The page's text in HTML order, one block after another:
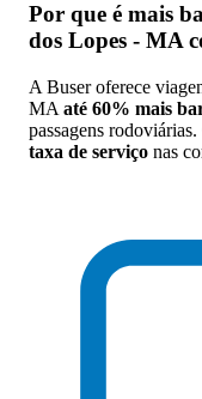
Por que é mais
dos Lopes - MA
A Buser oferece
MA até 60% mais
passagens rodoviárias.
taxa de serviço nas